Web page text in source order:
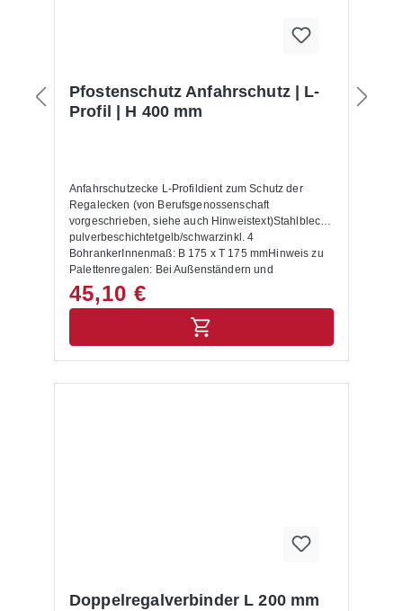
Pfostenschutz Anfahrschutz | L-
Profil | H 400 mm
Anfahrschutzecke L-Profildient zum Schutz der
Regalecken (von Berufsgenossenschaft
vorgeschrieben, siehe auch Hinweistext)Stahlblech
pulverbeschichtetgelb/schwarzinkl. 4
BohrankerInnenmaß: B 175 x T 175 mmHinweis zu
Palettenregalen: Bei Außenständern und
Durchfahrten sind Anfahrschutzecken anzubringen.
45,10 €
Doppelregalverbinder L 200 mm